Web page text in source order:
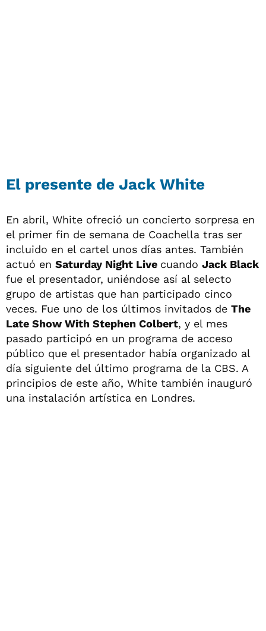
El presente de Jack White
En abril, White ofreció un concierto sorpresa en
el primer fin de semana de Coachella tras ser
incluido en el cartel unos días antes. También
actuó en Saturday Night Live cuando Jack Black
fue el presentador, uniéndose así al selecto
grupo de artistas que han participado cinco
veces. Fue uno de los últimos invitados de The
Late Show With Stephen Colbert, y el mes
pasado participó en un programa de acceso
público que el presentador había organizado al
día siguiente del último programa de la CBS. A
principios de este año, White también inauguró
una instalación artística en Londres.